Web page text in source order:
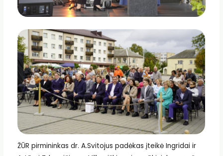
ŽŪR pirmininkas dr. A.Svitojus padėkas įteikė Ingridai ir